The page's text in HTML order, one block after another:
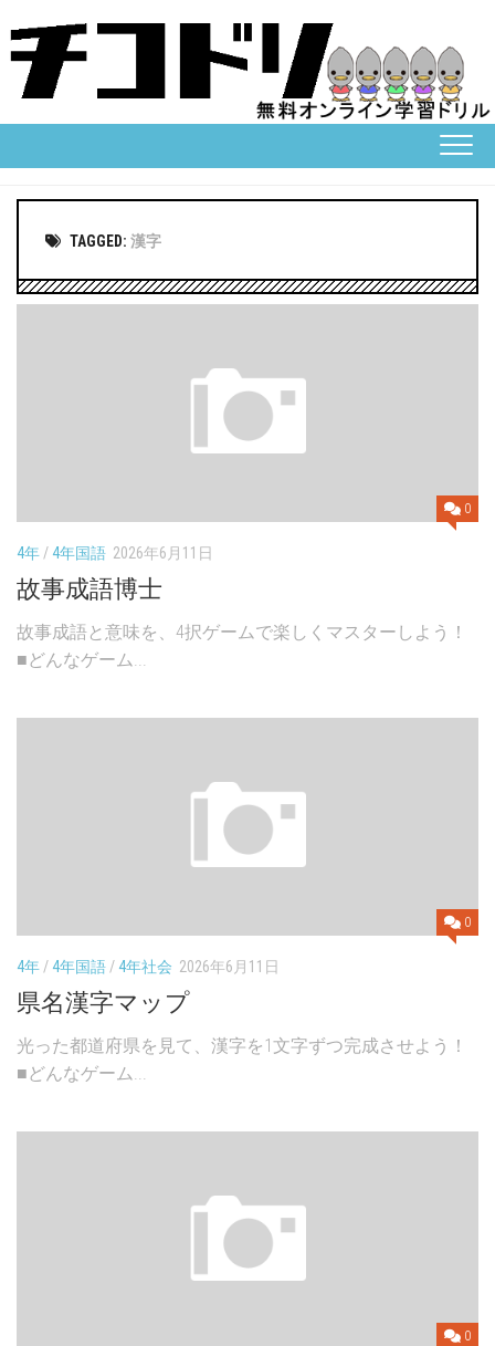
to
content
TAGGED: 漢字
0
4年 /4年国語 2026年6月11日
故事成語博士
故事成語と意味を、4択ゲームで楽しくマスターしよう！
■どんなゲーム...
0
4年 /4年国語 /4年社会 2026年6月11日
県名漢字マップ
光った都道府県を見て、漢字を1文字ずつ完成させよう！
■どんなゲーム...
0